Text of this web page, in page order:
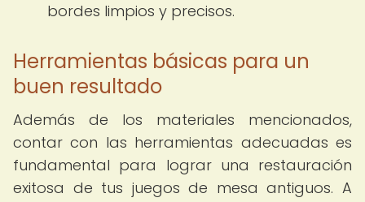
bordes limpios y precisos.
Herramientas básicas para un
buen resultado
Además de los materiales mencionados,
contar con las herramientas adecuadas es
fundamental para lograr una restauración
exitosa de tus juegos de mesa antiguos. A